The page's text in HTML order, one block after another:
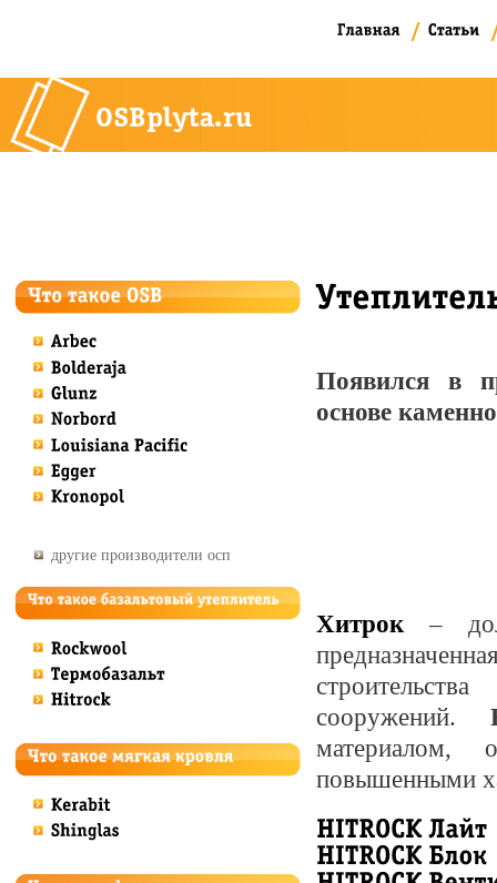
Появился в
основе
Хитрок
–
сооружений.
материалом,
повышенными
другие производители осп